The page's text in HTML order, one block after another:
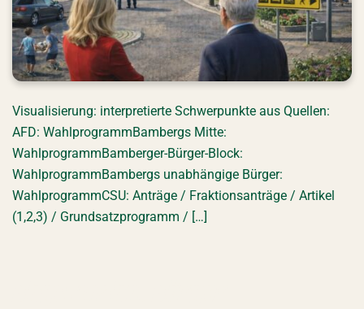
Visualisierung: interpretierte Schwerpunkte aus Quellen:
AFD: WahlprogrammBambergs Mitte:
WahlprogrammBamberger-Bürger-Block:
WahlprogrammBambergs unabhängige Bürger:
WahlprogrammCSU: Anträge / Fraktionsanträge / Artikel
(1,2,3) / Grundsatzprogramm / […]